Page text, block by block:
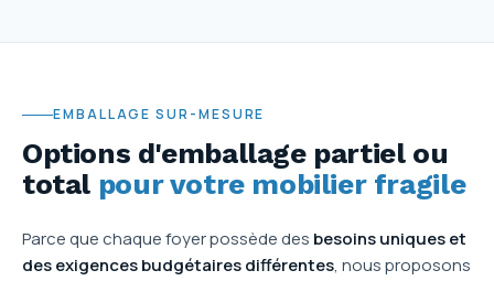
EMBALLAGE SUR-MESURE
Options d'emballage partiel ou
total pour votre mobilier fragile
Parce que chaque foyer possède des besoins uniques et
des exigences budgétaires différentes, nous proposons